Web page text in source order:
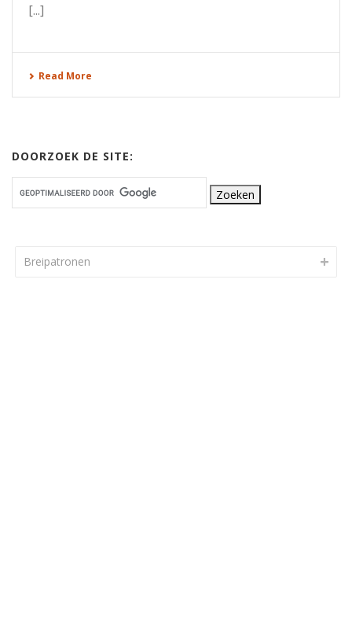
[...]
Read More
DOORZOEK DE SITE:
Breipatronen